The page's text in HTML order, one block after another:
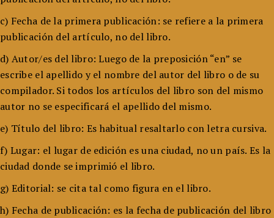
c) Fecha de la primera publicación: se refiere a la primera
publicación del artículo, no del libro.
d) Autor/es del libro: Luego de la preposición “en” se
escribe el apellido y el nombre del autor del libro o de su
compilador. Si todos los artículos del libro son del mismo
autor no se especificará el apellido del mismo.
e) Título del libro: Es habitual resaltarlo con letra cursiva.
f) Lugar: el lugar de edición es una ciudad, no un país. Es la
ciudad donde se imprimió el libro.
g) Editorial: se cita tal como figura en el libro.
h) Fecha de publicación: es la fecha de publicación del libro